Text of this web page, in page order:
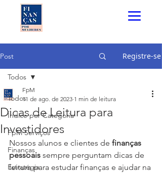
Post Registre-se
Todos
Índice por Categoria
FpM Serviços
Finanças
Estratégia
Todos
Dicas de Leitura para
Investidores
FpM
11 de ago. de 2023 1 min de leitura
Nossos alunos e clientes de finanças
pessoais sempre perguntam dicas de
leitura para estudar finanças e ajudar na